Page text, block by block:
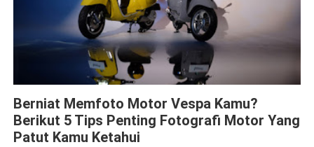
Berniat Memfoto Motor Vespa Kamu?
Berikut 5 Tips Penting Fotografi Motor Yang
Patut Kamu Ketahui